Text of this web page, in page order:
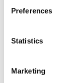
Preferences
Statistics
Marketing